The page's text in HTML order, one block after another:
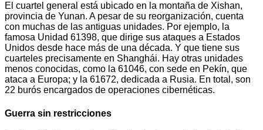
El cuartel general está ubicado en la montaña de Xishan,
provincia de Yunan. A pesar de su reorganización, cuenta
con muchas de las antiguas unidades. Por ejemplo, la
famosa Unidad 61398, que dirige sus ataques a Estados
Unidos desde hace más de una década. Y que tiene sus
cuarteles precisamente en Shanghái. Hay otras unidades
menos conocidas, como la 61046, con sede en Pekín, que
ataca a Europa; y la 61672, dedicada a Rusia. En total, son
22 burós encargados de operaciones cibernéticas.
Guerra sin restricciones